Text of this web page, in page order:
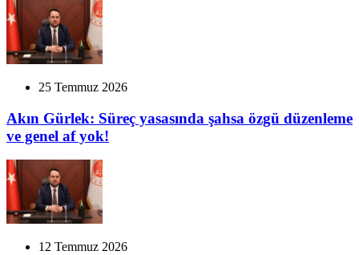
25 Temmuz 2026
Akın Gürlek: Süreç yasasında şahsa özgü düzenleme
ve genel af yok!
12 Temmuz 2026